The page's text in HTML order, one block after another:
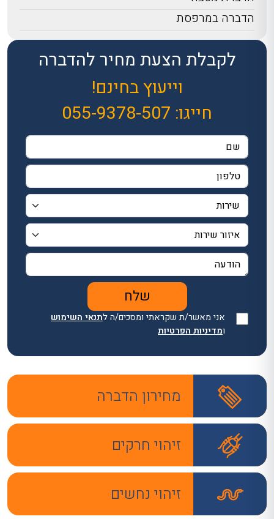
לקבלת הצעת מחיר להדברה
וייעוץ בחינם!
חייגו: 055-9378-507
אני מאשר/ת שקראתי ומסכים/ה לתנאי השימוש
ומדיניות הפרטיות
מחירון הדברה
זיהוי חרקים
זיהוי נחשים
הדברה במרפסת